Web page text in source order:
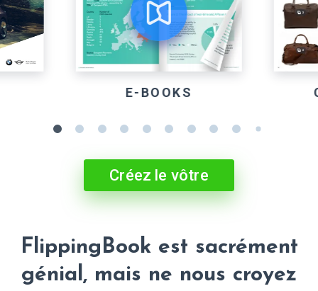
E-BOOKS
Créez le vôtre
FlippingBook est sacrément
génial, mais ne nous croyez